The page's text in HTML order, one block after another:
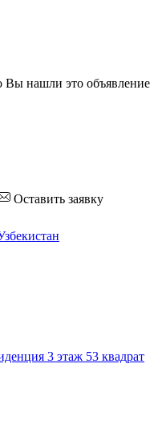
Вы нашли это объявление
Оставить заявку
3 этаж 53 квадрат